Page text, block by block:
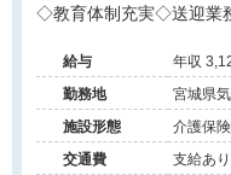
◇教育体制充実◇送迎業
給与
勤務地
宮城県
施設形態
介護保
交通費
支給あり